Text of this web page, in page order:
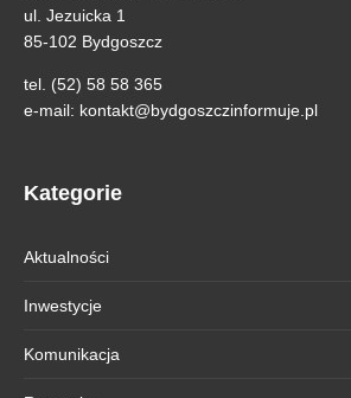
ul. Jezuicka 1
85-102 Bydgoszcz
tel. (52) 58 58 365
e-mail: kontakt@bydgoszczinformuje.pl
Kategorie
Aktualności
Inwestycje
Komunikacja